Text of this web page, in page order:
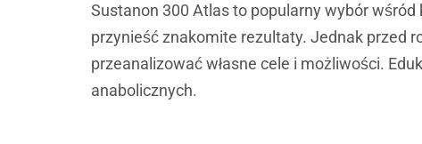
Sustanon 300 Atlas to popularny wybór
przynieść znakomite rezultaty. Jednak przed
przeanalizować własne cele i możliwości.
anabolicznych.